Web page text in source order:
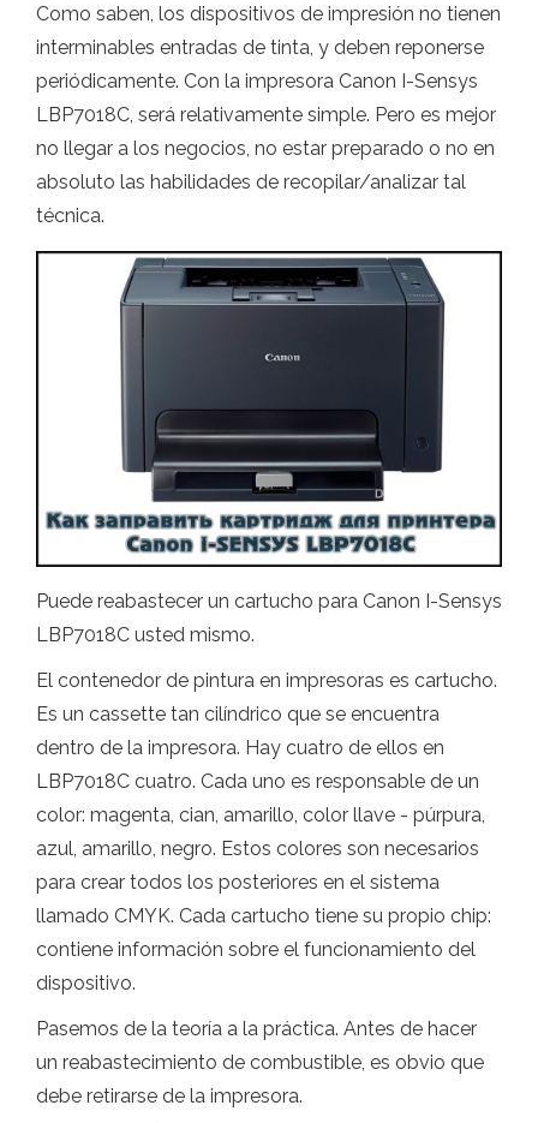
Como saben, los dispositivos de impresión no tienen
interminables entradas de tinta, y deben reponerse
periódicamente. Con la impresora Canon I-Sensys
LBP7018C, será relativamente simple. Pero es mejor
no llegar a los negocios, no estar preparado o no en
absoluto las habilidades de recopilar/analizar tal
técnica.
Puede reabastecer un cartucho para Canon I-Sensys
LBP7018C usted mismo.
El contenedor de pintura en impresoras es cartucho.
Es un cassette tan cilíndrico que se encuentra
dentro de la impresora. Hay cuatro de ellos en
LBP7018C cuatro. Cada uno es responsable de un
color: magenta, cian, amarillo, color llave - púrpura,
azul, amarillo, negro. Estos colores son necesarios
para crear todos los posteriores en el sistema
llamado CMYK. Cada cartucho tiene su propio chip:
contiene información sobre el funcionamiento del
dispositivo.
Pasemos de la teoría a la práctica. Antes de hacer
un reabastecimiento de combustible, es obvio que
debe retirarse de la impresora.